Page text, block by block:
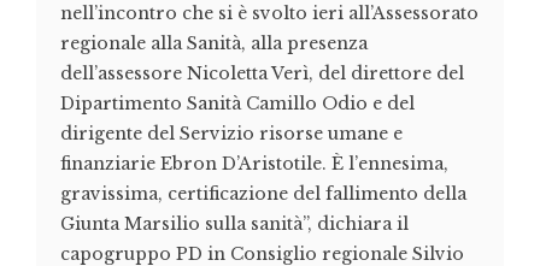
nell’incontro che si è svolto ieri all’Assessorato
regionale alla Sanità, alla presenza
dell’assessore Nicoletta Verì, del direttore del
Dipartimento Sanità Camillo Odio e del
dirigente del Servizio risorse umane e
finanziarie Ebron D’Aristotile. È l’ennesima,
gravissima, certificazione del fallimento della
Giunta Marsilio sulla sanità”, dichiara il
capogruppo PD in Consiglio regionale Silvio